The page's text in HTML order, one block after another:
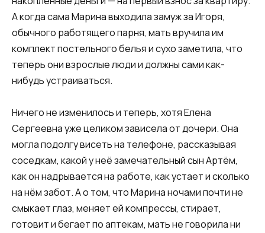
А когда сама Марина выходила замуж за Игоря,
обычного работящего парня, мать вручила им
комплект постельного белья и сухо заметила, что
теперь они взрослые люди и должны сами как-
нибудь устраиваться.
Ничего не изменилось и теперь, хотя Елена
Сергеевна уже целиком зависела от дочери. Она
могла подолгу висеть на телефоне, рассказывая
соседкам, какой у неё замечательный сын Артём,
как он надрывается на работе, как устает и сколько
на нём забот. А о том, что Марина ночами почти не
смыкает глаз, меняет ей компрессы, стирает,
готовит и бегает по аптекам, мать не говорила ни